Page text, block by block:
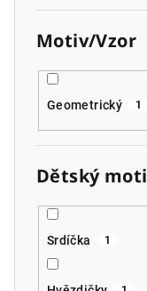
Motiv/Vzor
Geometrický 1
Dětský
Srdíčka 1